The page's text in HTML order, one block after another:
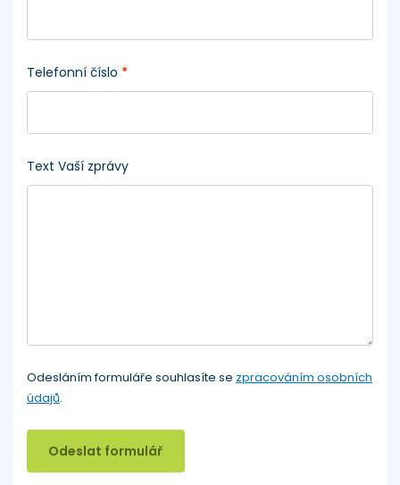
Telefonní číslo *
Text Vaší zprávy
Odesláním formuláře souhlasíte se zpracováním osobních
údajů.
Odeslat formulář